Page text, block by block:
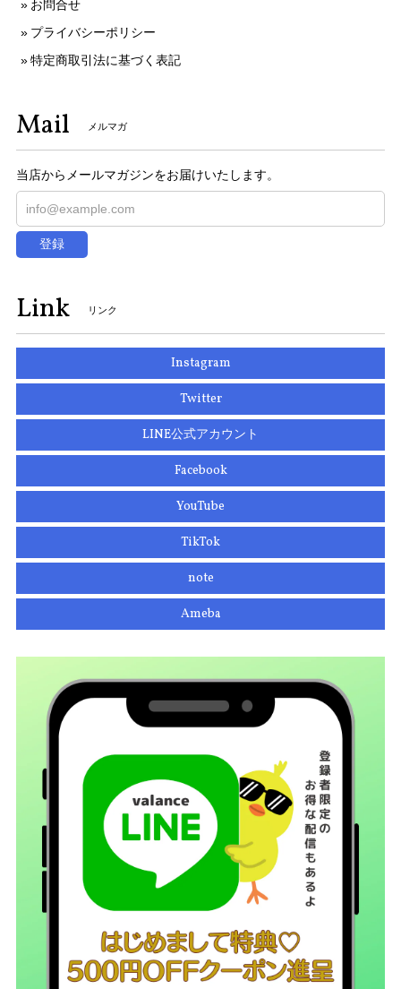
お問合せ
プライバシーポリシー
特定商取引法に基づく表記
Mail メルマガ
当店からメールマガジンをお届けいたします。
登録
Link リンク
Instagram
Twitter
LINE公式アカウント
Facebook
YouTube
TikTok
note
Ameba